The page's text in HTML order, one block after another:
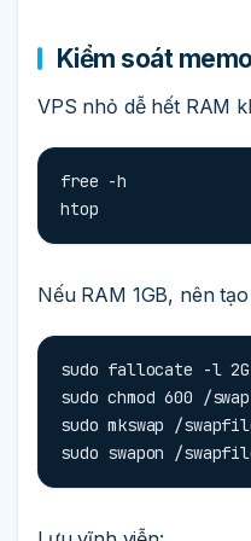
Kiểm soát
VPS nhỏ dễ hết RAM
free -h
htop
Nếu RAM 1GB, nên
sudo fallocate -l
sudo chmod 600 /
sudo mkswap /
sudo swapon /